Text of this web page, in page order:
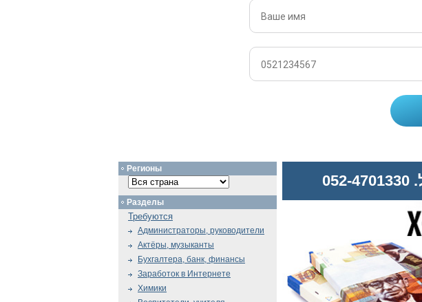
Регионы
Разделы
Требуются
Администраторы, руководители
Актёры, музыканты
Бухгалтера, банк, финансы
Заработок в Интернете
Химики